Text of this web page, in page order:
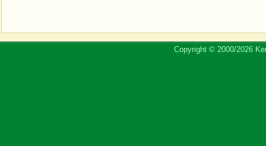
Copyright © 2000/2026